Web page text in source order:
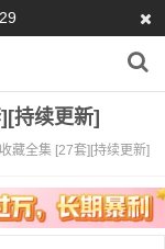
持续更新]
藏全集 [27套][持续更新]